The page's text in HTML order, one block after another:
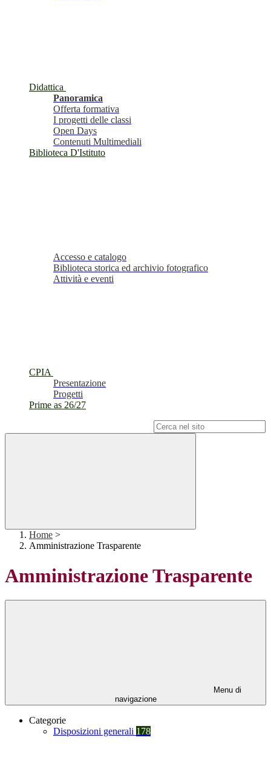
Didattica
Panoramica
Offerta formativa
I progetti delle classi
Open Days
Contenuti Multimediali
Biblioteca D'Istituto
Accesso e catalogo
Biblioteca storica ed archivio fotografico
Attività e eventi
CPIA
Presentazione
Progetti
Prime as 26/27
Home >
Amministrazione Trasparente
Amministrazione Trasparente
Menu di
navigazione
Categorie
Disposizioni generali 178